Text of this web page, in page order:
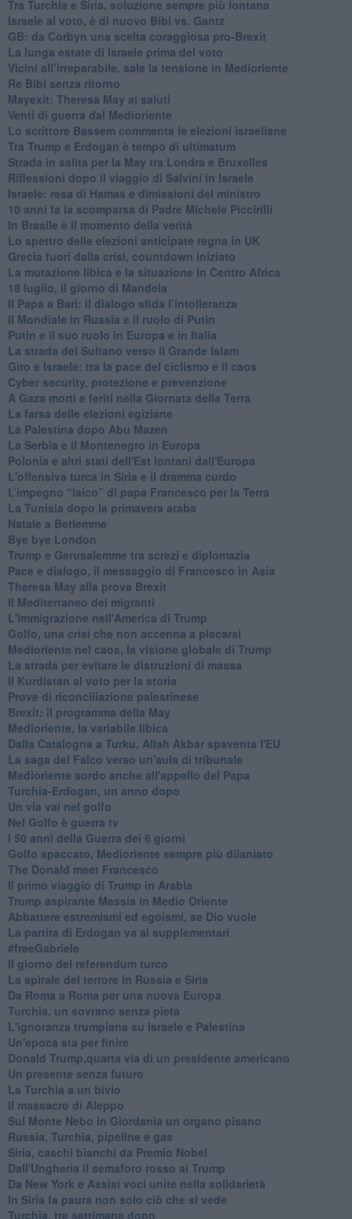
Tra Turchia e Siria, soluzione sempre più lontana
Israele al voto, è di nuovo Bibi vs. Gantz
GB: da Corbyn una scelta coraggiosa pro-Brexit
La lunga estate di Israele prima del voto
Vicini all’irreparabile, sale la tensione in Medioriente
Re Bibi senza ritorno
Mayexit: Theresa May ai saluti
Venti di guerra dal Medioriente
Lo scrittore Bassem commenta le elezioni israeliane
Tra Trump e Erdogan è tempo di ultimatum
Strada in salita per la May tra Londra e Bruxelles
Riflessioni dopo il viaggio di Salvini in Israele
Israele: resa di Hamas e dimissioni del ministro
10 anni fa la scomparsa di Padre Michele Piccirilli
In Brasile è il momento della verità
Lo spettro delle elezioni anticipate regna in UK
Grecia fuori dalla crisi, countdown iniziato
La mutazione libica e la situazione in Centro Africa
18 luglio, il giorno di Mandela
Il Papa a Bari: il dialogo sfida l’intolleranza
Il Mondiale in Russia e il ruolo di Putin
Putin e il suo ruolo in Europa e in Italia
La strada del Sultano verso il Grande Islam
Giro e Israele: tra la pace del ciclismo e il caos
Cyber security, protezione e prevenzione
A Gaza morti e feriti nella Giornata della Terra
La farsa delle elezioni egiziane
La Palestina dopo Abu Mazen
La Serbia e il Montenegro in Europa
Polonia e altri stati dell'Est lontani dall'Europa
L'offensiva turca in Siria e il dramma curdo
L’impegno “laico” di papa Francesco per la Terra
La Tunisia dopo la primavera araba
Natale a Betlemme
Bye bye London
Trump e Gerusalemme tra screzi e diplomazia
Pace e dialogo, il messaggio di Francesco in Asia
Theresa May alla prova Brexit
Il Mediterraneo dei migranti
L'immigrazione nell'America di Trump
Golfo, una crisi che non accenna a placarsi
Medioriente nel caos, la visione globale di Trump
La strada per evitare le distruzioni di massa
Il Kurdistan al voto per la storia
Prove di riconciliazione palestinese
Brexit: il programma della May
Medioriente, la variabile libica
Dalla Catalogna a Turku, Allah Akbar spaventa l'EU
La saga del Falco verso un'aula di tribunale
Medioriente sordo anche all'appello del Papa
Turchia-Erdogan, un anno dopo
Un via vai nel golfo
Nel Golfo è guerra tv
I 50 anni della Guerra dei 6 giorni
Golfo spaccato, Medioriente sempre più dilaniato
The Donald meet Francesco
Il primo viaggio di Trump in Arabia
Trump aspirante Messia in Medio Oriente
Abbattere estremismi ed egoismi, se Dio vuole
La partita di Erdogan va ai supplementari
#freeGabriele
Il giorno del referendum turco
La spirale del terrore in Russia e Siria
Da Roma a Roma per una nuova Europa
Turchia, un sovrano senza pietà
L'ignoranza trumpiana su Israele e Palestina
Un'epoca sta per finire
Donald Trump,quarta via di un presidente americano
Un presente senza futuro
La Turchia a un bivio
Il massacro di Aleppo
Sul Monte Nebo in Giordania un organo pisano
Russia, Turchia, pipeline e gas
Siria, caschi bianchi da Premio Nobel
Dall'Ungheria il semaforo rosso ai Trump
Da New York e Assisi voci unite nella solidarietà
In Siria fa paura non solo ciò che si vede
Turchia, tre settimane dopo